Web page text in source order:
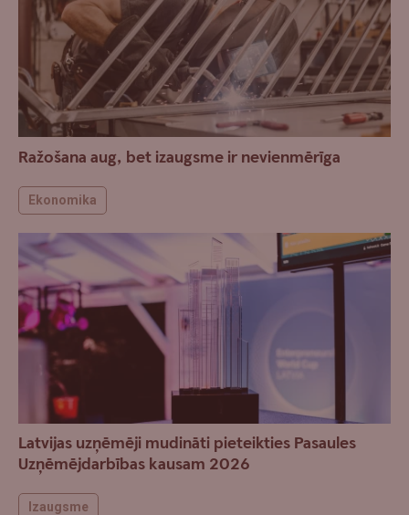
Ražošana aug, bet izaugsme ir nevienmērīga
Ekonomika
Latvijas uzņēmēji mudināti pieteikties Pasaules
Uzņēmējdarbības kausam 2026
Izaugsme